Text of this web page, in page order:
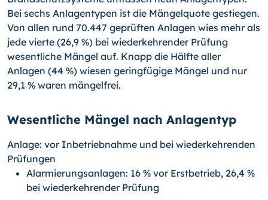
Bei sechs Anlagentypen ist die Mängelquote gestiegen.
Von allen rund 70.447 geprüften Anlagen wies mehr als
jede vierte (26,9 %) bei wiederkehrender Prüfung
wesentliche Mängel auf. Knapp die Hälfte aller
Anlagen (44 %) wiesen geringfügige Mängel und nur
29,1 % waren mängelfrei.
Wesentliche Mängel nach Anlagentyp
Anlage: vor Inbetriebnahme und bei wiederkehrenden
Prüfungen
Alarmierungsanlagen: 16 % vor Erstbetrieb, 26,4 %
bei wiederkehrender Prüfung